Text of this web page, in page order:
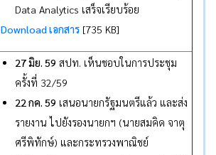
Data Analytics เสร็จเรียบร้อย
Download เอกสาร [735 KB]
27 มิย. 59 สปท. เห็นชอบในการประชุม
ครั้งที่ 32/59
22 กค. 59 เสนอนายกรัฐมนตรีแล้ว และส่ง
รายงาน ไปยังรองนายกฯ (นายสมคิด จาตุ
ศรีพิทักษ์) และกระทรวงพาณิชย์